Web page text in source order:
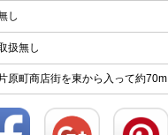
し
扱無し
片原町商店街を東から入って約70m